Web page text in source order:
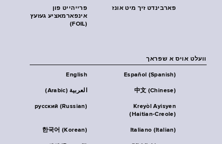
פרייהייט פון
אינפארמאציע געזעץ
(FOIL)
פארבינדט זיך מיט אונז
וועלט אויס א שפראך
English Español (Spanish)
العربية (Arabic) 中文 (Chinese)
русский (Russian)
Kreyòl Ayisyen
(Haitian-Creole)
한국어 (Korean) Italiano (Italian)